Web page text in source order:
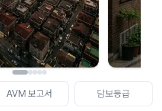
AVM 보고서 담보등급